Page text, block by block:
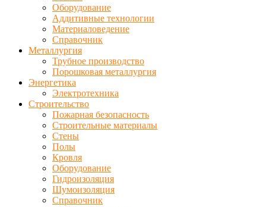
Оборудование
Аддитивные технологии
Материаловедение
Справочник
Металлургия
Трубное производство
Порошковая металлургия
Энергетика
Электротехника
Строительство
Пожарная безопасность
Строительные материалы
Стены
Полы
Кровля
Оборудование
Гидроизоляция
Шумоизоляция
Справочник